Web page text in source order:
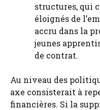
structures, qui
éloignés de
accru dans la
jeunes
de contrat.
Au niveau des
axe consisterait à
financières. Si la